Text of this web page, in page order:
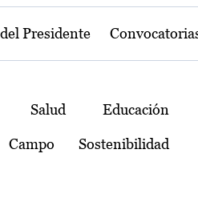
Presidente
Salud Educación
Campo Sostenibilidad